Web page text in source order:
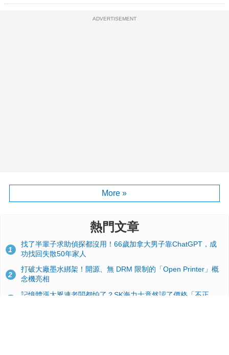
ADVERTISEMENT
More »
熱門文章
1
找了半輩子求助偵探都沒用！66歲加拿大男子靠ChatGPT，成
功找回失散50年家人
2
打破大廠墨水綁架！開源、無 DRM 限制的「Open Printer」概
念機亮相
記憶體漲太兇連老闆都怕了？SK海力士竟然認了價格「不正